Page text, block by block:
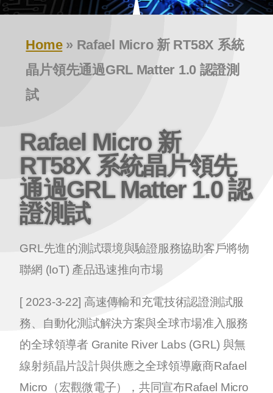
Home» Rafael Micro 新 RT58X 系統
晶片領先通過GRL Matter 1.0 認證測
試
Rafael Micro 新
RT58X 系統晶片領先
通過GRL Matter 1.0 認
證測試
GRL先進的測試環境與驗證服務協助客戶將物
聯網 (IoT) 產品迅速推向市場
[ 2023-3-22] 高速傳輸和充電技術認證測試服
務、自動化測試解決方案與全球市場准入服務
的全球領導者 Granite River Labs (GRL) 與無
線射頻晶片設計與供應之全球領導廠商Rafael
Micro（宏觀微電子），共同宣布Rafael Micro